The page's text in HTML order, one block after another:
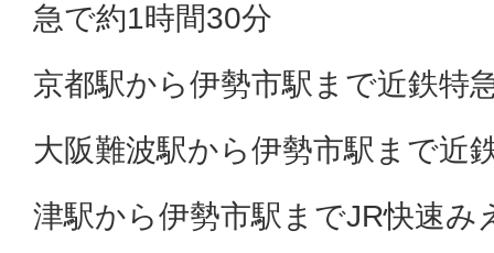
急で約1時間30分
京都駅から伊勢市駅まで近鉄特
大阪難波駅から伊勢市駅まで近
津駅から伊勢市駅までJR快速み